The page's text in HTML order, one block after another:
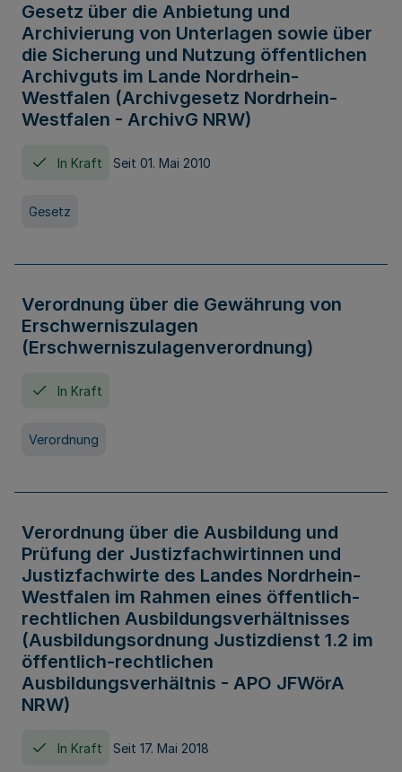
Gesetz über die Anbietung und
Archivierung von Unterlagen sowie über
die Sicherung und Nutzung öffentlichen
Archivguts im Lande Nordrhein-
Westfalen (Archivgesetz Nordrhein-
Westfalen - ArchivG NRW)
In Kraft Seit 01. Mai 2010
Gesetz
Verordnung über die Gewährung von
Erschwerniszulagen
(Erschwerniszulagenverordnung)
In Kraft
Verordnung
Verordnung über die Ausbildung und
Prüfung der Justizfachwirtinnen und
Justizfachwirte des Landes Nordrhein-
Westfalen im Rahmen eines öffentlich-
rechtlichen Ausbildungsverhältnisses
(Ausbildungsordnung Justizdienst 1.2 im
öffentlich-rechtlichen
Ausbildungsverhältnis - APO JFWörA
NRW)
In Kraft Seit 17. Mai 2018